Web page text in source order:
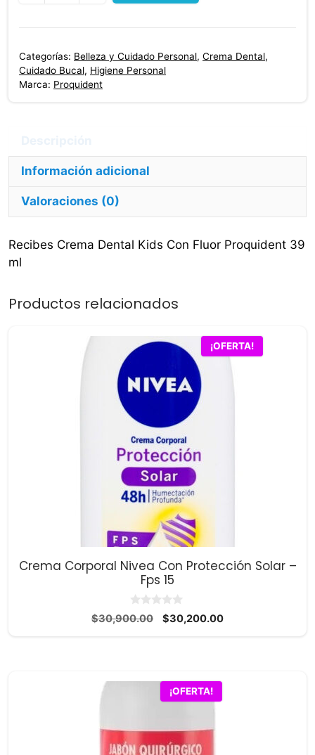
Dental
Kids
Fluor
Categorías: Belleza y Cuidado Personal, Crema Dental,
Cuidado Bucal, Higiene Personal
Marca: Proquident
Información adicional
Valoraciones (0)
Recibes Crema Dental Kids Con Fluor Proquident 39
ml
Productos relacionados
¡OFERTA!
Crema Corporal Nivea Con Protección Solar –
Fps 15
0
d
$30,900.00
El
$30,200.00El
¡OFERTA!